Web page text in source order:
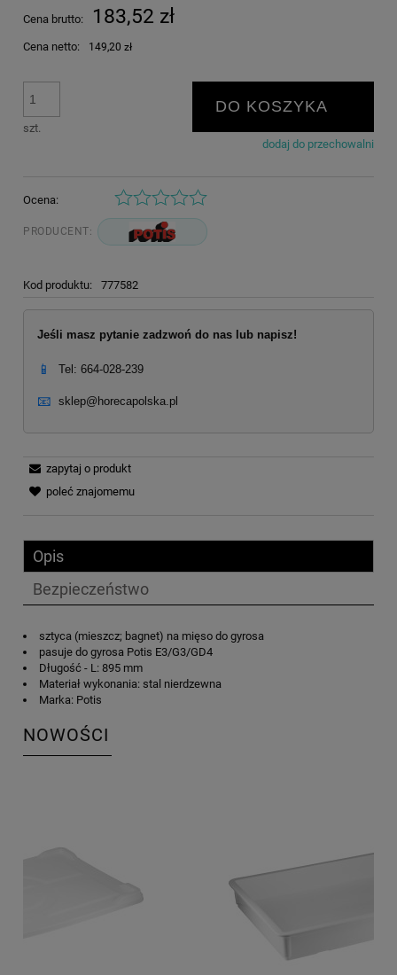
Cena brutto: 183,52 zł
Cena netto: 149,20 zł
szt.
DO KOSZYKA
dodaj do przechowalni
Ocena:
PRODUCENT:
Kod produktu: 777582
Jeśli masz pytanie zadzwoń do nas lub napisz!
📱 Tel: 664-028-239
📧 sklep@horecapolska.pl
zapytaj o produkt
poleć znajomemu
Opis
Bezpieczeństwo
sztyca (mieszcz; bagnet) na mięso do gyrosa
pasuje do gyrosa Potis E3/G3/GD4
Długość - L: 895 mm
Materiał wykonania: stal nierdzewna
Marka: Potis
NOWOŚCI